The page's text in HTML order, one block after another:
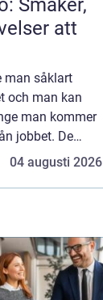
Smaker,
att
man såklart
och man kan
man kommer
jobbet. De
i regel
04 augusti 2026